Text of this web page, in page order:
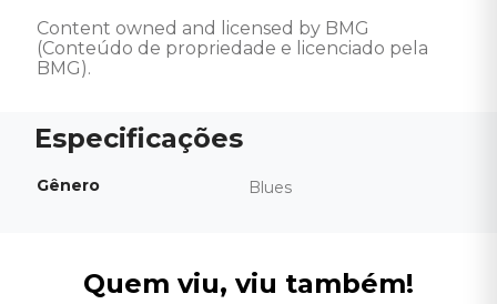
Content owned and licensed by BMG
(Conteúdo de propriedade e licenciado pela
BMG).
Gênero Blues
Quem viu, viu também!